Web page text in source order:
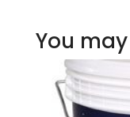
You